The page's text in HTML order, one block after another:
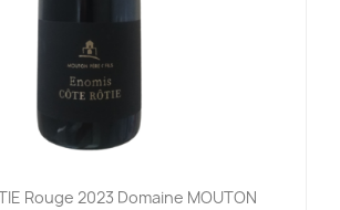
Rouge 2023 Domaine MOUTON